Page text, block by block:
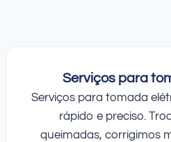
Serviços para
Serviços para tomada
rápido e preciso.
queimadas, corrigimos